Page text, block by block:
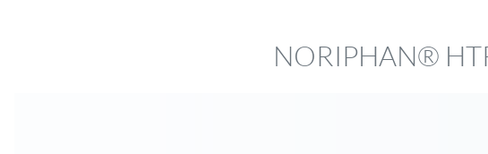
NORIPHAN®